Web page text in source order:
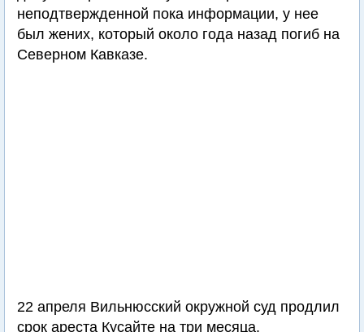
неподтвержденной пока информации, у нее
был жених, который около года назад погиб на
Северном Кавказе.
22 апреля Вильнюсский окружной суд продлил
срок ареста Кусайте на три месяца.